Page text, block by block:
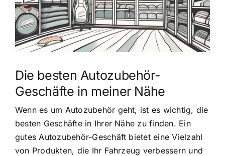
Die besten Autozubehör-
Geschäfte in meiner Nähe
Wenn es um Autozubehör geht, ist es wichtig, die
besten Geschäfte in Ihrer Nähe zu finden. Ein
gutes Autozubehör-Geschäft bietet eine Vielzahl
von Produkten, die Ihr Fahrzeug verbessern und